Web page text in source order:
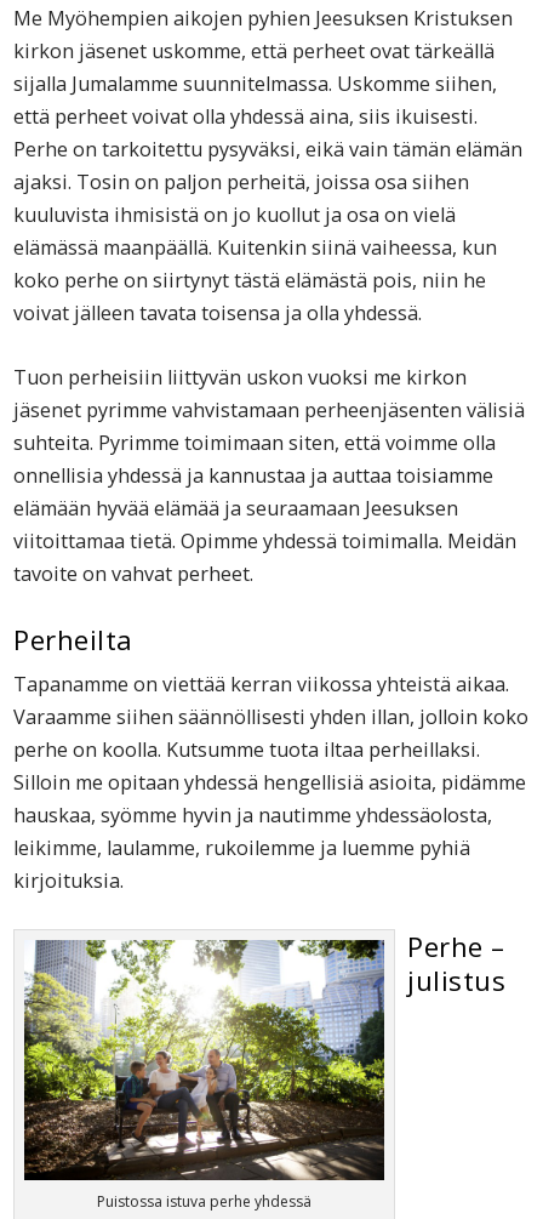
Me Myöhempien aikojen pyhien Jeesuksen Kristuksen
kirkon jäsenet uskomme, että perheet ovat tärkeällä
sijalla Jumalamme suunnitelmassa. Uskomme siihen,
että perheet voivat olla yhdessä aina, siis ikuisesti.
Perhe on tarkoitettu pysyväksi, eikä vain tämän elämän
ajaksi. Tosin on paljon perheitä, joissa osa siihen
kuuluvista ihmisistä on jo kuollut ja osa on vielä
elämässä maanpäällä. Kuitenkin siinä vaiheessa, kun
koko perhe on siirtynyt tästä elämästä pois, niin he
voivat jälleen tavata toisensa ja olla yhdessä.
Tuon perheisiin liittyvän uskon vuoksi me kirkon
jäsenet pyrimme vahvistamaan perheenjäsenten välisiä
suhteita. Pyrimme toimimaan siten, että voimme olla
onnellisia yhdessä ja kannustaa ja auttaa toisiamme
elämään hyvää elämää ja seuraamaan Jeesuksen
viitoittamaa tietä. Opimme yhdessä toimimalla. Meidän
tavoite on vahvat perheet.
Perheilta
Tapanamme on viettää kerran viikossa yhteistä aikaa.
Varaamme siihen säännöllisesti yhden illan, jolloin koko
perhe on koolla. Kutsumme tuota iltaa perheillaksi.
Silloin me opitaan yhdessä hengellisiä asioita, pidämme
hauskaa, syömme hyvin ja nautimme yhdessäolosta,
leikimme, laulamme, rukoilemme ja luemme pyhiä
kirjoituksia.
Puistossa istuva perhe yhdessä
Perhe –
julistus